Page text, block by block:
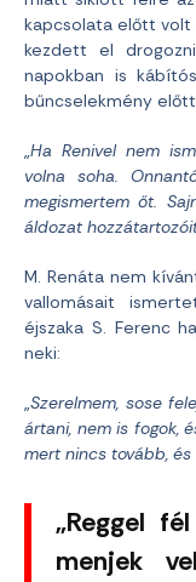
kapcsolata előtt volt
kezdett el
napokban is
bűncselekmény
„Ha Renivel nem
volna soha.
megismertem őt.
áldozat
M. Renáta nem
vallomásait
éjszaka S. Ferenc
neki:
„Szerelmem, sose
ártani, nem is fogok,
mert nincs tovább, és
„Reggel
menjek